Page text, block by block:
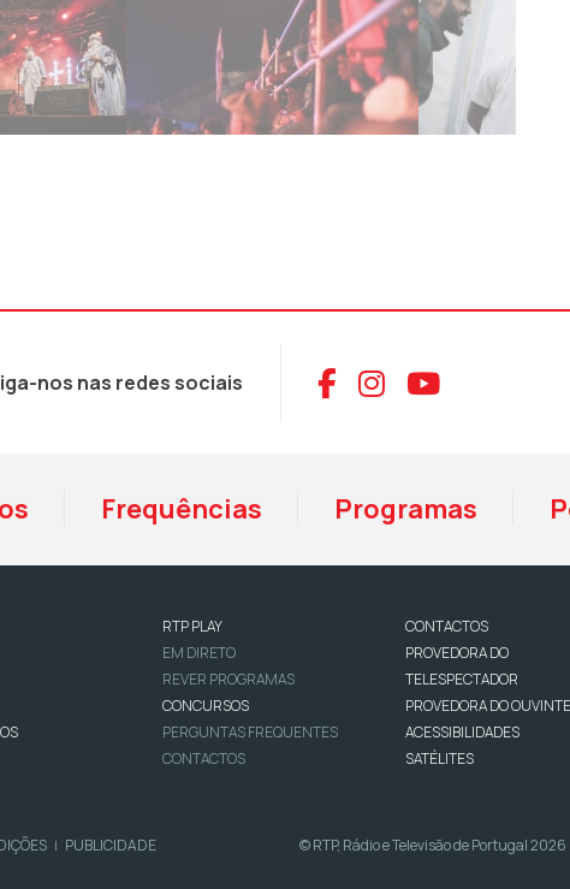
nos nas redes sociais Aceder ao
Aceder ao
Aceder
Frequências Programas
RTP PLAY
EM DIRETO
REVER PROGRAMAS
CONCURSOS
PERGUNTAS FREQUENTES
CONTACTOS
CONTACTOS
PROVEDORA DO
TELESPECTADOR
PROVEDORA DO OUVINTE
ACESSIBILIDADES
SATÉLITES
| PUBLICIDADE © RTP, Rádio e Televisão de Portugal 2026